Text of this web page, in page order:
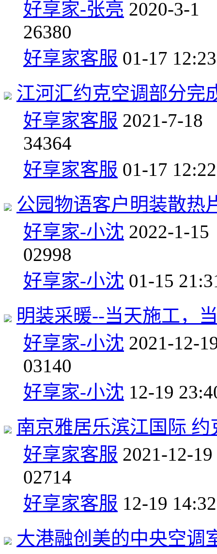
好享家-张亮 2020-3-1
26380
好享家客服 01-17 12:23
江河汇约克空调部分完
好享家客服 2021-7-18
34364
好享家客服 01-17 12:22
公园物语客户明装散热
好享家-小沈 2022-1-15
02998
好享家-小沈 01-15
明装采暖--当天施工，
好享家-小沈 2021-12-
03140
好享家-小沈 12-19
南京雅居乐滨江国际 约
好享家客服 2021-12-19
02714
好享家客服 12-19 14:32
大港融创美的中央空调